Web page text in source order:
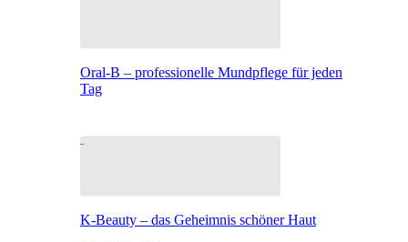
Oral-B – professionelle Mundpflege für jeden
Tag
K-Beauty – das Geheimnis schöner Haut